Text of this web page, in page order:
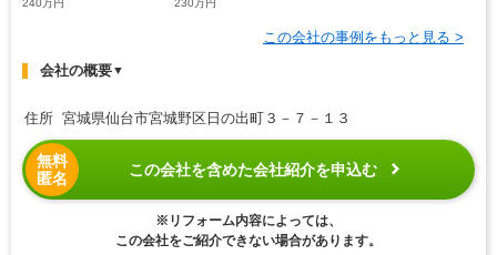
240万円
230万円
この会社の事例をもっと見る >
会社の概要▼
住所 宮城県仙台市宮城野区日の出町３－７－１３
無料
匿名
この会社を含めた会社紹介を申込む
※リフォーム内容によっては、
この会社をご紹介できない場合があります。